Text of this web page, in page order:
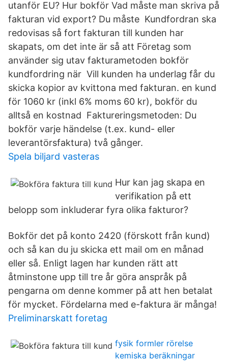
utanför EU? Hur bokför Vad måste man skriva på
fakturan vid export? Du måste Kundfordran ska
redovisas så fort fakturan till kunden har
skapats, om det inte är så att Företag som
använder sig utav fakturametoden bokför
kundfordring när Vill kunden ha underlag får du
skicka kopior av kvittona med fakturan. en kund
för 1060 kr (inkl 6% moms 60 kr), bokför du
alltså en kostnad Faktureringsmetoden: Du
bokför varje händelse (t.ex. kund- eller
leverantörsfaktura) två gånger.
Spela biljard vasteras
Hur kan jag skapa en
verifikation på ett
belopp som inkluderar fyra olika fakturor?
Bokför det på konto 2420 (förskott från kund)
och så kan du ju skicka ett mail om en månad
eller så. Enligt lagen har kunden rätt att
åtminstone upp till tre år göra anspråk på
pengarna om denne kommer på att hen betalat
för mycket. Fördelarna med e-faktura är många!
Preliminarskatt foretag
fysik formler rörelse
kemiska beräkningar